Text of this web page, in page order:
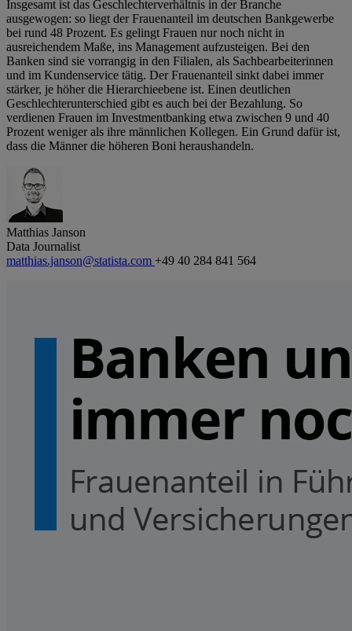
Insgesamt ist das Geschlechterverhältnis in der Branche
ausgewogen: so liegt der Frauenanteil im deutschen Bankgewerbe
bei rund 48 Prozent. Es gelingt Frauen nur noch nicht in
ausreichendem Maße, ins Management aufzusteigen. Bei den
Banken sind sie vorrangig in den Filialen, als Sachbearbeiterinnen
und im Kundenservice tätig. Der Frauenanteil sinkt dabei immer
stärker, je höher die Hierarchieebene ist. Einen deutlichen
Geschlechterunterschied gibt es auch bei der Bezahlung. So
verdienen Frauen im Investmentbanking etwa zwischen 9 und 40
Prozent weniger als ihre männlichen Kollegen. Ein Grund dafür ist,
dass die Männer die höheren Boni heraushandeln.
Matthias Janson
Data Journalist
matthias.janson@statista.com +49 40 284 841 564